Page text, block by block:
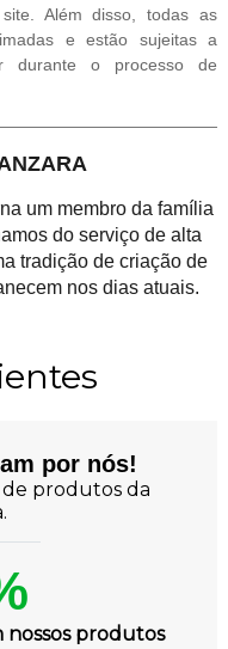
Além disso, todas as
e estão sujeitas a
durante o processo de
um membro da família
do serviço de alta
tradição de criação de
nos dias atuais.
por nós!
de produtos da
produtos